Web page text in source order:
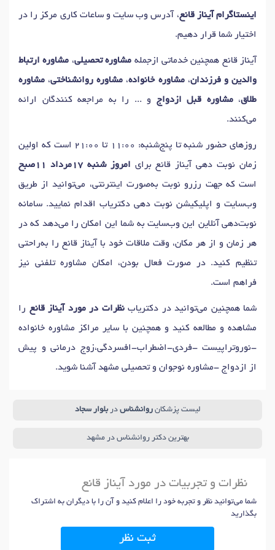
اینستاگرام آیناز قانع، آدرس وب سایت و ساعات کاری مرکز را در
اختیار شما قرار دهیم.
آیناز قانع همچنین خدماتی ازجمله مشاوره تحصیلی، مشاوره ارتباط
والدین و فرزندان،مشاوره خانواده، مشاوره روانشناختی، مشاوره
طلاق،مشاوره قبل ازدواج و ... را به مراجعه کنندگان ارائه
می‌کنند.
روزهای حضور شنبه تا پنج‌شنبه: 11:00 تا 21:00 است که اولین
زمان نوبت دهی آیناز قانع برای امروز شنبه 17مرداد 11صبح
است که جهت رزرو نوبت به‌صورت اینترنتی، می‌توانید از طریق
وب‌سایت و اپلیکیشن نوبت دهی دکتریاب اقدام نمایید. سامانه
نوبت‌دهی آنلاین این وب‌سایت به شما این امکان را می‌دهد که در
هر زمان و از هر مکان، وقت ملاقات خود با آیناز قانع را به‌راحتی
تنظیم کنید. در صورت فعال بودن، امکان مشاوره تلفنی نیز
فراهم است.
شما همچنین می‌توانید در دکتریابنظرات در مورد آیناز قانع را
مشاهده و مطالعه کنید و همچنین با سایر مراکز مشاوره خانواده
-نوروتراپیست -فردی-اضطراب-افسردگی،زوج درمانی و پیش
از ازدواج -مشاوره نوجوان و تحصیلی مشهد آشنا شوید.
لیست پزشکانروانشناس دربلوار سجاد
بهترین دکتر روانشناس در مشهد
نظرات و تجربیات در مورد آیناز قانع
شما می‌توانید نظر و تجربه خود را اعلام کنید و آن را با دیگران به اشتراک
بگذارید
ثبت نظر